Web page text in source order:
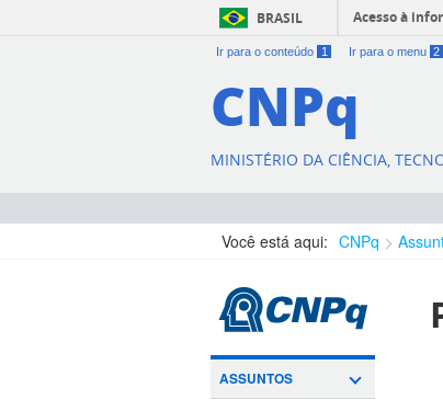
BRASIL Acesso à
Ir para o conteúdo 1 Ir para o menu 2
CNPq
MINISTÉRIO DA CIÊNCIA,
Você está aqui: CNPq
ASSUNTOS